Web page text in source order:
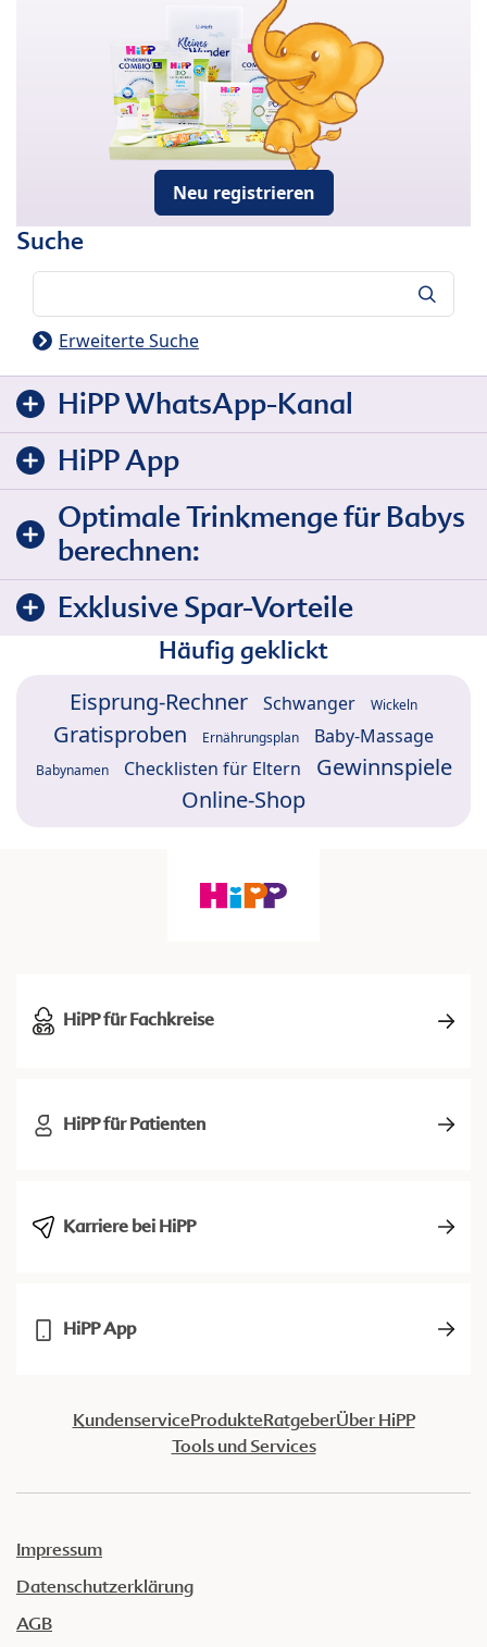
Neu registrieren
Suche
Erweiterte Suche
HiPP WhatsApp-Kanal
HiPP App
Optimale Trinkmenge für Babys
berechnen:
Exklusive Spar-Vorteile
Häufig geklickt
Eisprung-Rechner Schwanger Wickeln
Gratisproben Ernährungsplan Baby-Massage
Babynamen Checklisten für Eltern
Gewinnspiele
Online-Shop
HiPP für Fachkreise
HiPP für Patienten
Karriere bei HiPP
HiPP App
KundenserviceProdukteRatgeberÜber HiPP
Tools und Services
Impressum
Datenschutzerklärung
AGB